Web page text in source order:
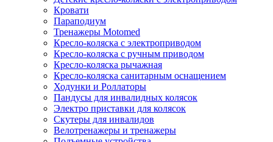
Кровати
Параподиум
Тренажеры Motomed
Кресло-коляска с электроприводом
Кресло-коляска с ручным приводом
Кресло-коляска рычажная
Кресло-коляска санитарным оснащением
Ходунки и Роллаторы
Пандусы для инвалидных колясок
Электро приставки для колясок
Скутеры для инвалидов
Велотренажеры и тренажеры